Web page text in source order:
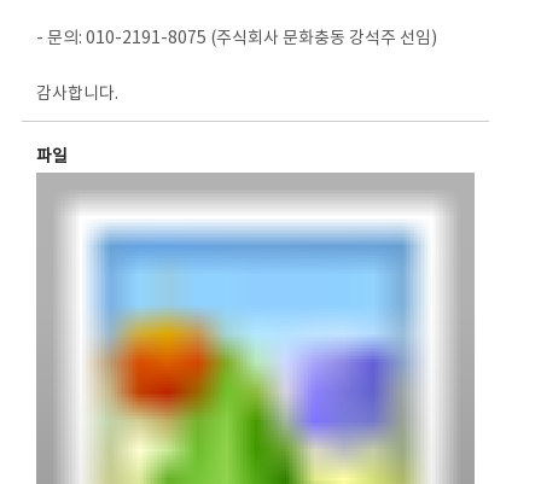
- 문의: 010-2191-8075 (주식회사 문화충동 강석주 선임)
감사합니다.
파일